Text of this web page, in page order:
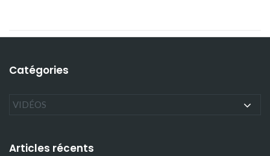
Catégories
Articles récents